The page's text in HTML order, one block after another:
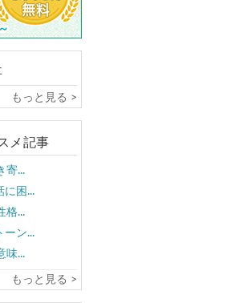
もっと見る >
メ記事
寄...
に困...
格...
ーン...
味...
もっと見る >